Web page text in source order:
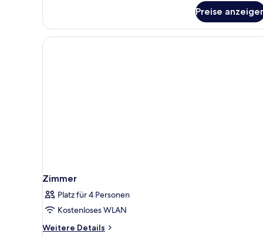
Betten
Preise
Zimmer
Platz für 4 Personen
Kostenloses WLAN
Weitere Details
Weitere